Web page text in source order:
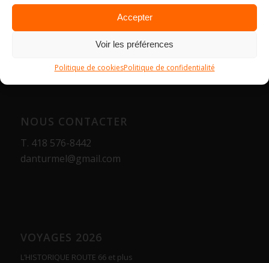
Accepter
Voir les préférences
Politique de cookiesPolitique de confidentialité
NOUS CONTACTER
T. 418 576-8442
danturmel@gmail.com
VOYAGES 2026
L’HISTORIQUE ROUTE 66 et plus